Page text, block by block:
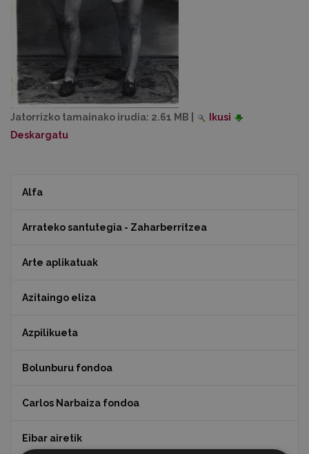
Jatorrizko tamainako irudia: 2.61 MB
Ikusi
Deskargatu
Alfa
Arrateko santutegia - Zaharberritzea
Arte aplikatuak
Azitaingo eliza
Azpilikueta
Bolunburu fondoa
Carlos Narbaiza fondoa
Eibar airetik